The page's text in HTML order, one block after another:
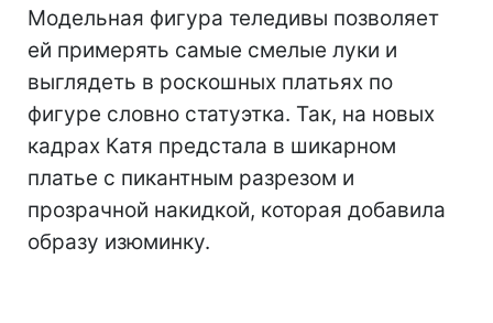
Модельная фигура теледивы позволяет
ей примерять самые смелые луки и
выглядеть в роскошных платьях по
фигуре словно статуэтка. Так, на новых
кадрах Катя предстала в шикарном
платье с пикантным разрезом и
прозрачной накидкой, которая добавила
образу изюминку.